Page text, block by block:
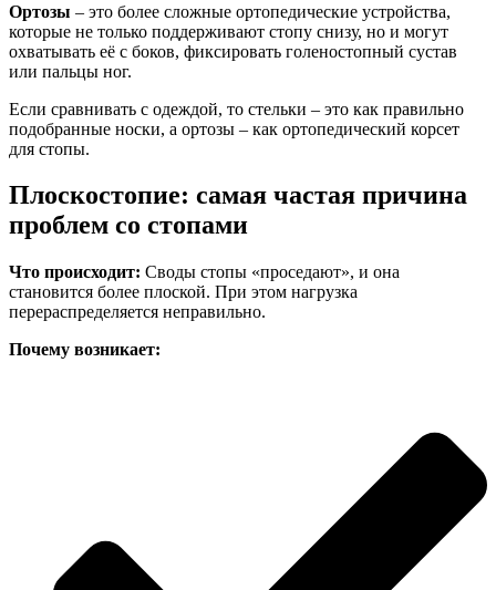
Ортозы – это более сложные ортопедические устройства,
которые не только поддерживают стопу снизу, но и могут
охватывать её с боков, фиксировать голеностопный сустав
или пальцы ног.
Если сравнивать с одеждой, то стельки – это как правильно
подобранные носки, а ортозы – как ортопедический корсет
для стопы.
Плоскостопие: самая частая причина
проблем со стопами
Что происходит: Своды стопы «проседают», и она
становится более плоской. При этом нагрузка
перераспределяется неправильно.
Почему возникает: